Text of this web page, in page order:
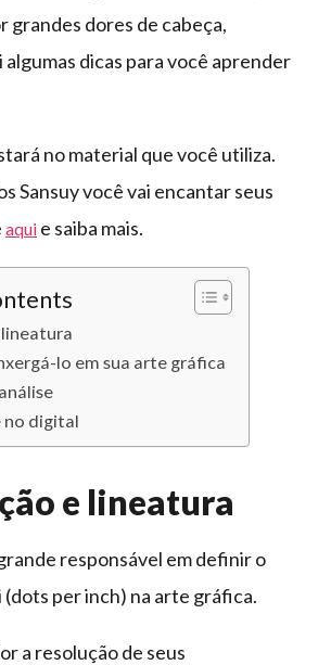
grandes dores de cabeça,
algumas dicas para você aprender
no material que você utiliza.
Sansuy você vai encantar seus
aqui e saiba mais.
lineatura
lo em sua arte gráfica
no digital
e lineatura
responsável em definir o
per inch) na arte gráfica.
a resolução de seus